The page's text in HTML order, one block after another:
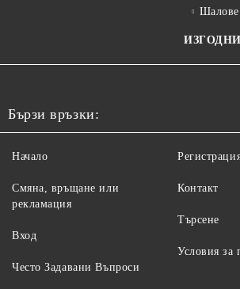
Шалове
Бързи връзки:
Начало
Смяна, връщане или
рекламация
Вход
Често Задавани Въпроси
Контакт
Търсене
Условия за